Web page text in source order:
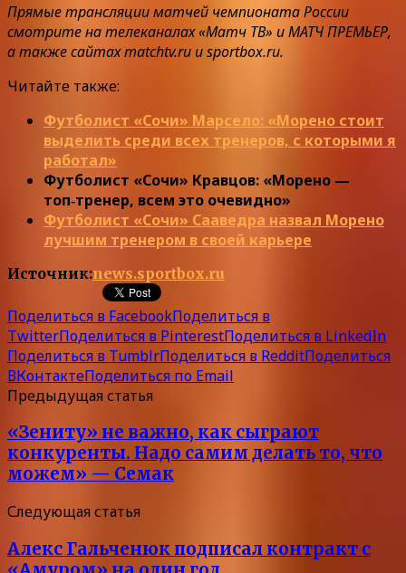
Прямые трансляции матчей чемпионата России
смотрите на телеканалах «Матч ТВ» и МАТЧ ПРЕМЬЕР,
а также сайтах matchtv.ru и sportbox.ru.
Читайте также:
Футболист «Сочи» Марсело: «Морено стоит
выделить среди всех тренеров, с которыми я
работал»
Футболист «Сочи» Кравцов: «Морено —
топ‑тренер, всем это очевидно»
Футболист «Сочи» Сааведра назвал Морено
лучшим тренером в своей карьере
Источник:news.sportbox.ru
Поделиться в FacebookПоделиться в
TwitterПоделиться в PinterestПоделиться в LinkedIn
Поделиться в TumblrПоделиться в RedditПоделиться
ВКонтактеПоделиться по Email
Предыдущая статья
«Зениту» не важно, как сыграют
конкуренты. Надо самим делать то, что
можем» — Семак
Следующая статья
Алекс Гальченюк подписал контракт с